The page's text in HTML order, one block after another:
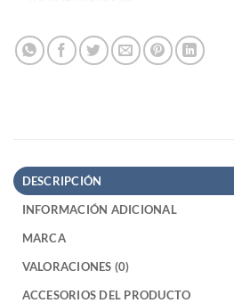
DESCRIPCIÓN
INFORMACIÓN ADICIONAL
MARCA
VALORACIONES (0)
ACCESORIOS DEL PRODUCTO